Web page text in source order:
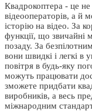
Квадрокоптера - це не
відеооператорів, а й
історію на відео. За
функції, що звичайні
позаду. За
вони швидкі і легкі в
повітря в будь-яку
можуть працювати
зможете придбати
виробників, а весь
міжнародним